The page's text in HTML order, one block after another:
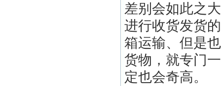
差别会如此之
进行收货发货
箱运输、但是
货物，就专门
定也会奇高。